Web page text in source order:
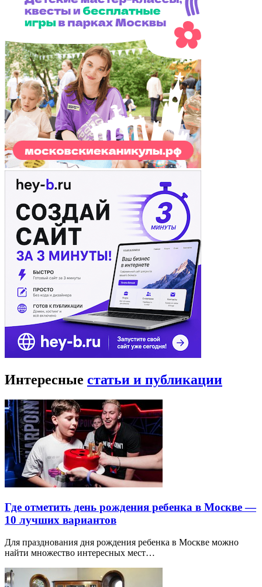
Интересные статьи и публикации
Где отметить день рождения ребенка в Москве —
10 лучших вариантов
Для празднования дня рождения ребенка в Москве можно
найти множество интересных мест…